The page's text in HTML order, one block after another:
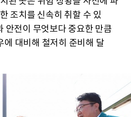
조치를 신속히 취할 수 있
안전이 무엇보다 중요한 만큼
에 대비해 철저히 준비해 달